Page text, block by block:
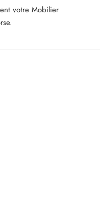
votre Mobilier